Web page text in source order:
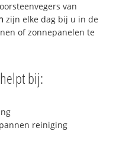
van
zijn elke dag bij u in de
of zonnepanelen te
helpt bij:
reiniging